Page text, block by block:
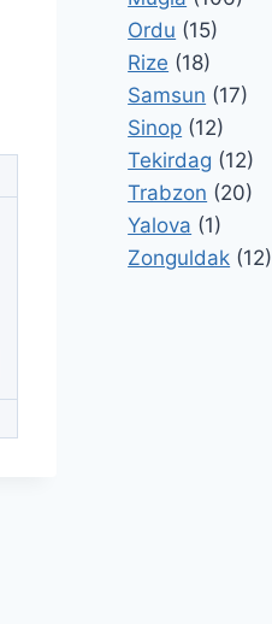
Ordu (15)
Rize (18)
Samsun (17)
Sinop (12)
Tekirdag (12)
Trabzon (20)
Yalova (1)
Zonguldak (12)